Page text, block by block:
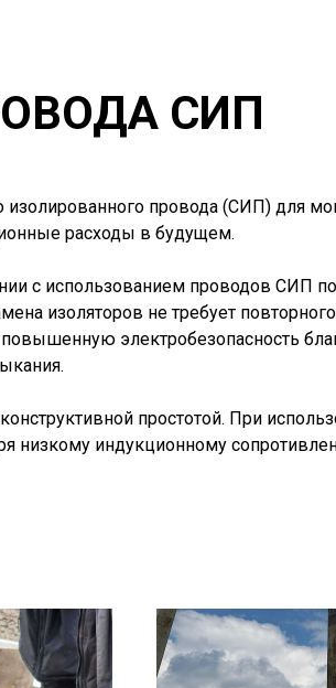
СИП
изолированного провода (СИП) для
расходы в будущем.
с использованием проводов СИП
изоляторов не требует
электробезопасность
простотой. При
низкому индукционному